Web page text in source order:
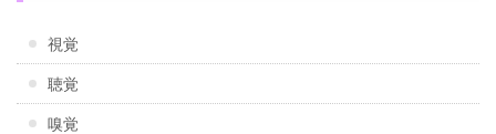
視覚
聴覚
嗅覚